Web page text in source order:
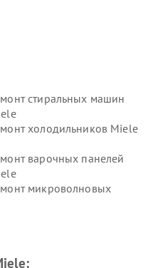
стиральных машин
холодильников Miele
варочных панелей
микроволновых
Miele